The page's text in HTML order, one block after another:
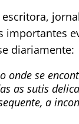
importantes
diariamente:
onde se
as sutis
a